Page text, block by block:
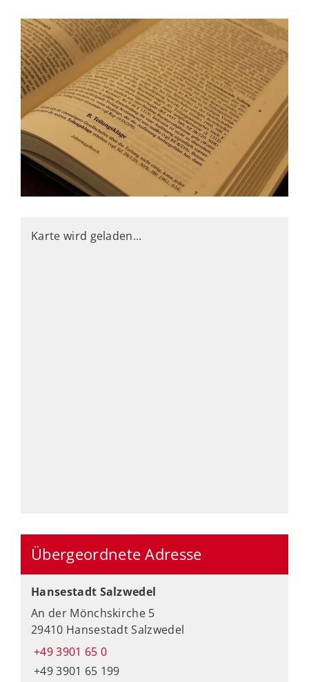
Karte wird geladen...
Übergeordnete Adresse
Hansestadt Salzwedel
An der Mönchskirche 5
29410 Hansestadt Salzwedel
+49 3901 65 0
+49 3901 65 199